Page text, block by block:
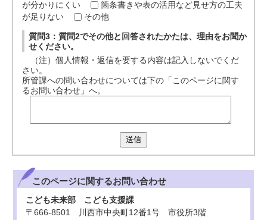
が分かりにくい
箇条書きや表の活用など見せ方の工夫
が足りない
その他
質問3：質問2でその他と回答されたかたは、理由をお聞か
せください。
（注）個人情報・返信を要する内容は記入しないでくだ
さい。
所管課への問い合わせについては下の「このページに関す
るお問い合わせ」へ。
送信
このページに関するお問い合わせ
こども未来部 こども支援課
〒666-8501 川西市中央町12番1号 市役所3階